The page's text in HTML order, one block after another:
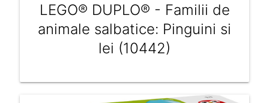
LEGO® DUPLO® - Familii de
animale salbatice: Pinguini si
lei (10442)